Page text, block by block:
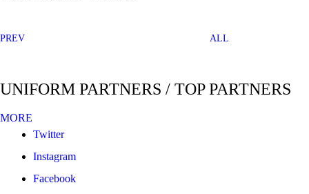
PREV ALL
UNIFORM PARTNERS / TOP PARTNERS
MORE
Twitter
Instagram
Facebook